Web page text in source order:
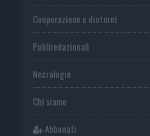
Cooperazione e dintorni
Publiredazionali
Necrologie
Chi siamo
Abbonati